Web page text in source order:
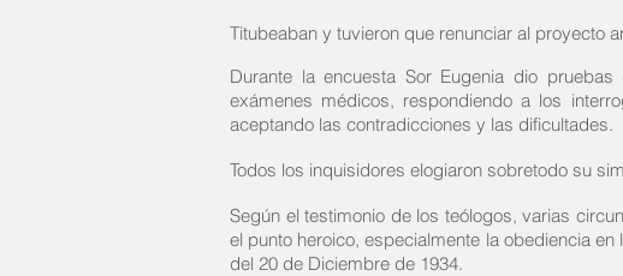
Titubeaban y tuvieron que renunciar al proyecto
Durante la encuesta Sor Eugenia dio
exámenes médicos, respondiendo a los
aceptando las contradicciones y las dificultades.
Todos los inquisidores elogiaron sobretodo su
Según el testimonio de los teólogos, varias
el punto heroico, especialmente la obediencia
del 20 de Diciembre de 1934.